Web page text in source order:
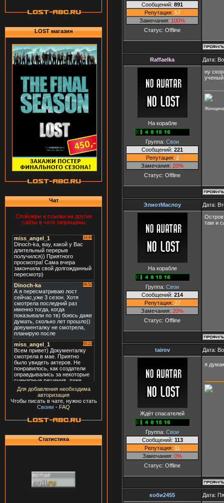
LOST магазин
Чат
Спойлеры и ссылки на другие
сайты в чате запрещены
Для добавления необходима
авторизация
Чтобы писать в чате, нужно стать
Своим - FAQ
Статистика
Сообщений: 891
Репутация: 57
Замечания: 100%
Статус: Offline
Raffaelka Дата:
На корабле
Группа: Свои
Сообщений: 221
Репутация: 2
Замечания: 20%
Статус: Offline
ну
ученый
ЭлиотМаслоу Дата:
На корабле
Группа: Свои
Сообщений: 214
Репутация: 27
Замечания: 20%
Статус: Offline
Остров
там и
tairov Дата:
Ждёт спасателей
Группа: Свои
Сообщений: 113
Репутация: 11
Замечания: 0%
Статус: Offline
я
коби2455 Дата: